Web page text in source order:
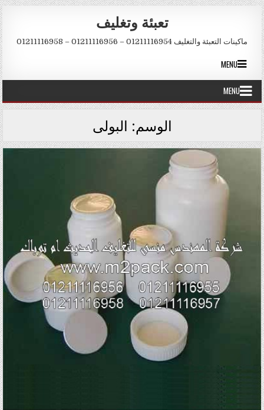
Skip to content
تعبئة وتغليف
ماكينات التعبئة والتغليف 01211116954 – 01211116956 – 01211116958
MENU
MENU
الوسم: البولى